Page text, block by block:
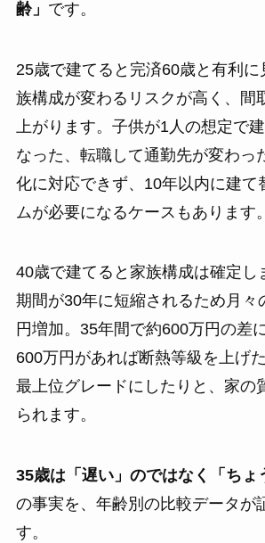
齢」 です。
25歳で建てると完済60歳と有利に
族構成が変わるリスクが高く、間
上がります。子供が1人の想定で
なった、転職して通勤先が変わ
化に対応できず、10年以内に建て
ムが必要になるケースもあります。
40歳で建てると家族構成は確定し
期間が30年に短縮されるため月々
円増加。35年間で約600万円の差
600万円があれば断熱等級を上げ
最上位グレードにしたりと、家の
られます。
35歳は「遅い」のではなく「ちょ
の事実を、年齢別の比較データが
す。